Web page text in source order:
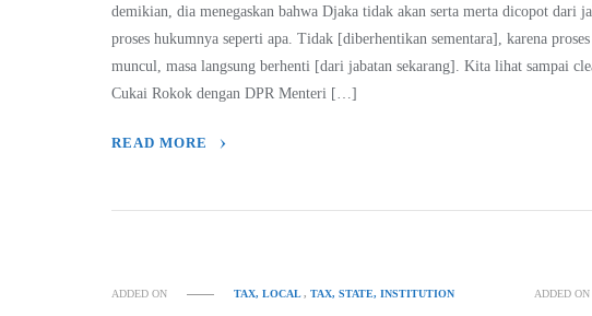
demikian, dia menegaskan bahwa Djaka tidak akan serta merta dicopot dari
proses hukumnya seperti apa. Tidak [diberhentikan sementara], karena
muncul, masa langsung berhenti [dari jabatan sekarang]. Kita lihat sampai
Cukai Rokok dengan DPR Menteri […]
READ MORE
ADDED ON TAX, LOCAL,TAX, STATE, INSTITUTION ADDED ON